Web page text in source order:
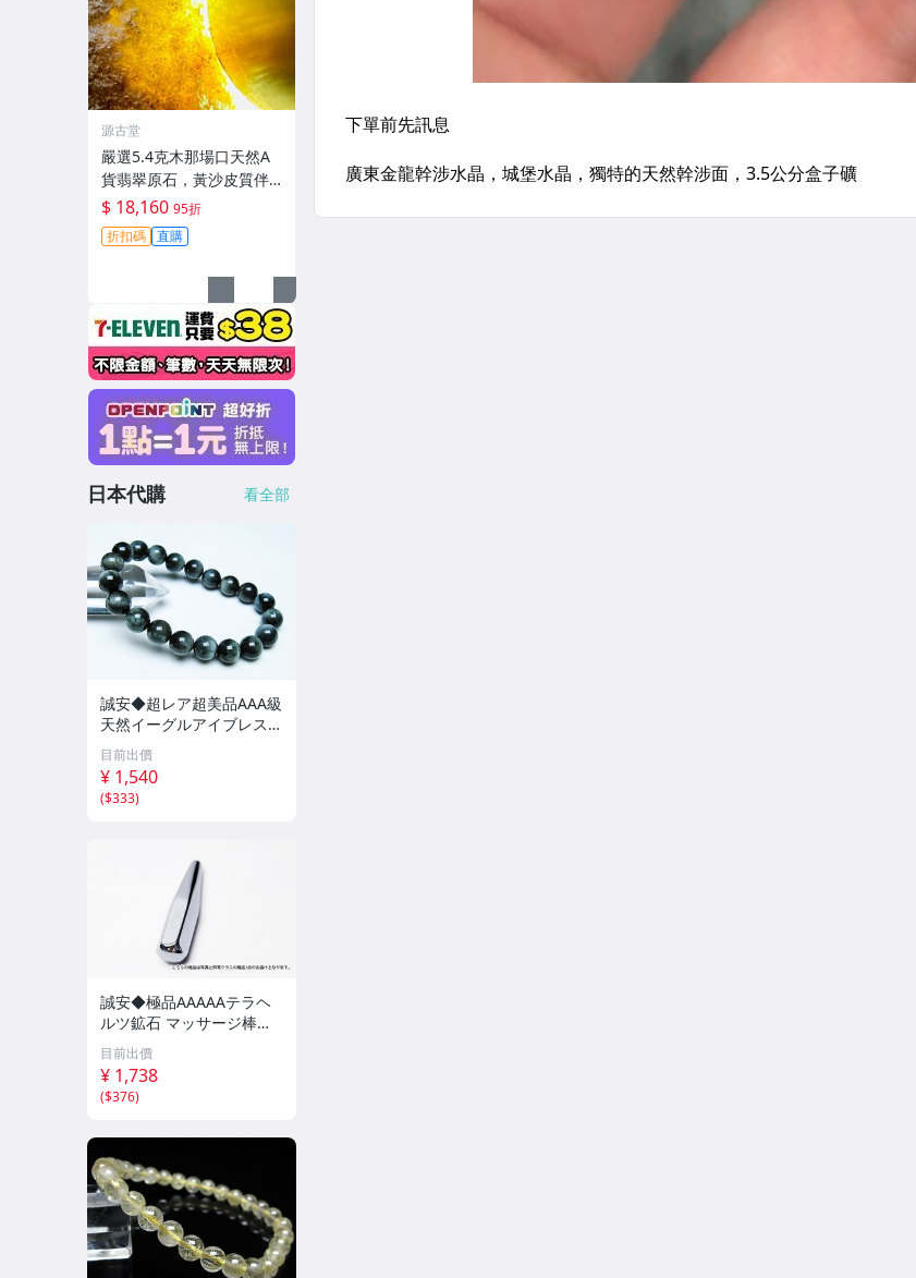
源古堂
嚴選5.4克木那場口天然A
貨翡翠原石，黃沙皮質伴
強烈熒光，水頭足種色
佳，形體端正，適合作為
手鏈美術素材，皮殼保存
$ 18,160 95折
折扣碼 直購
日本代購 看全部
誠安◆超レア超美品AAA級
天然イーグルアイブレスレ
ット 10mm [T156-6923]
目前出價
¥ 1,540
($333)
誠安◆極品AAAAAテラヘ
ルツ鉱石 マッサージ棒サ
イズ：小[T557-2151]
目前出價
¥ 1,738
($376)